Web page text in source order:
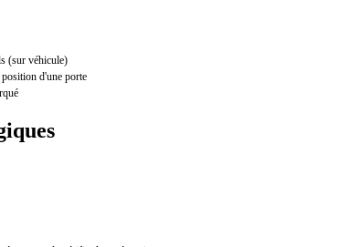
(sur véhicule)
position d'une porte